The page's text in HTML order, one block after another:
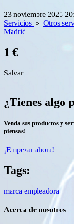
23 noviembre 2025
Servicios » Otros
Madrid
1 €
Salvar
¿Tienes algo
Venda sus productos y
piensas!
¡Empezar ahora!
Tags:
marca empleadora
Acerca de nosotros